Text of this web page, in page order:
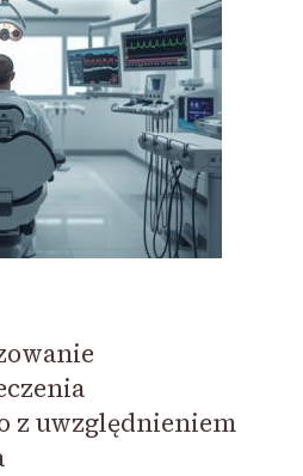
z uwzględnieniem